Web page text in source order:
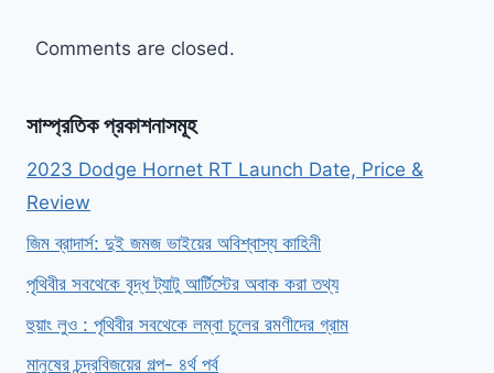
Comments are closed.
সাম্প্রতিক প্রকাশনাসমূহ
2023 Dodge Hornet RT Launch Date, Price &
Review
জিম ব্রাদার্স: দুই জমজ ভাইয়ের অবিশ্বাস্য কাহিনী
পৃথিবীর সবথেকে বৃদ্ধ ট্যাটু আর্টিস্টের অবাক করা তথ্য
হুয়াং লুও : পৃথিবীর সবথেকে লম্বা চুলের রমণীদের গ্রাম
মানুষের চন্দ্রবিজয়ের গল্প- ৪র্থ পর্ব